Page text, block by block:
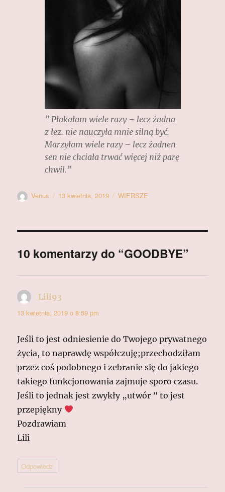
” Płakałam wiele razy – lecz żadna
z łez. nie nauczyła mnie silną być.
Marzyłam wiele razy – lecz żadnen
sen nie chciała trwać więcej niż parę
chwil.”
Autor
Venus
Data
13 kwietnia, 2019 Kategorie
WIERSZE
10 komentarzy do “GOODBYE”
Lili93
13 kwietnia, 2019 o 8:59 pm
Jeśli to jest odniesienie do Twojego prywatnego
życia, to naprawdę współczuję;przechodziłam
przez coś podobnego i zebranie się do jakiego
takiego funkcjonowania zajmuje sporo czasu.
Jeśli to jednak jest zwykły „utwór ” to jest
przepiękny
Pozdrawiam
Lili
Odpowiedz